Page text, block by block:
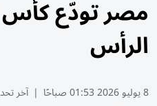
مصر تودّع كأس
الرأس
8 يوليو 2026 01:53 صباحًا | آخر